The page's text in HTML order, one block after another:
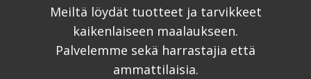
Meiltä löydät tuotteet ja tarvikkeet
kaikenlaiseen maalaukseen.
Palvelemme sekä harrastajia että
ammattilaisia.